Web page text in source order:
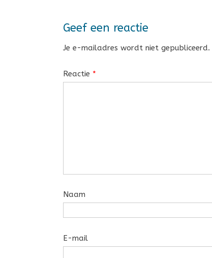
Geef een reactie
Je e-mailadres wordt niet gepubliceerd.
Reactie *
Naam
E-mail